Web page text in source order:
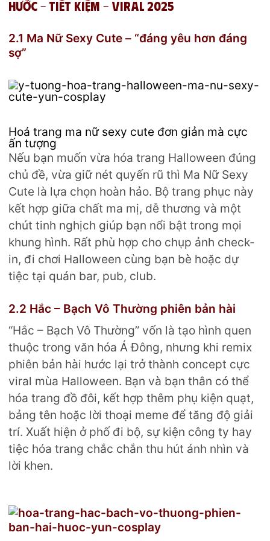
hước – tiết kiệm – viral 2025
2.1 Ma Nữ Sexy Cute – “đáng yêu hơn đáng
sợ”
Hoá trang ma nữ sexy cute đơn giản mà cực
ấn tượng
Nếu bạn muốn vừa hóa trang Halloween đúng
chủ đề, vừa giữ nét quyến rũ thì Ma Nữ Sexy
Cute là lựa chọn hoàn hảo. Bộ trang phục này
kết hợp giữa chất ma mị, dễ thương và một
chút tinh nghịch giúp bạn nổi bật trong mọi
khung hình. Rất phù hợp cho chụp ảnh check-
in, đi chơi Halloween cùng bạn bè hoặc dự
tiệc tại quán bar, pub, club.
2.2 Hắc – Bạch Vô Thường phiên bản hài
“Hắc – Bạch Vô Thường” vốn là tạo hình quen
thuộc trong văn hóa Á Đông, nhưng khi remix
phiên bản hài hước lại trở thành concept cực
viral mùa Halloween. Bạn và bạn thân có thể
hóa trang đồ đôi, kết hợp thêm phụ kiện quạt,
bảng tên hoặc lời thoại meme để tăng độ giải
trí. Xuất hiện ở phố đi bộ, sự kiện công ty hay
tiệc hóa trang chắc chắn thu hút ánh nhìn và
lời khen.